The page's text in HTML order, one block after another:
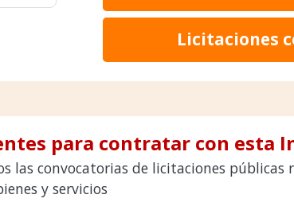
Licitaciones
para contratar con esta
las convocatorias de licitaciones públicas
y servicios